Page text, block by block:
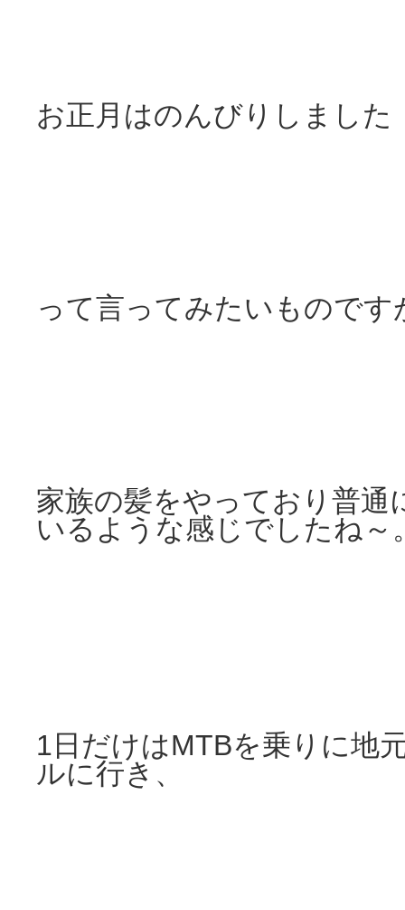
お正月はのんびりしました
って言ってみたいものです
家族の髪をやっており普通
いるような感じでしたね～
1日だけはMTBを乗りに地
ルに行き、